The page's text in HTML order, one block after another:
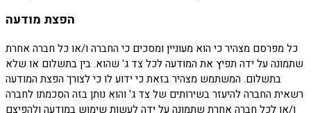
הפצת מודעה
כל מפרסם מצהיר כי הוא מעוניין ומסכים כי החברה ו/או כל חברה אחרת
שתמונה על ידה תפיץ את המודעה לכל צד ג' שהוא. בין בתשלום או שלא
בתשלום. המשתמש מצהיר בזאת כי ידוע לו כי לצורך הפצת המודעה
רשאית החברה להיעזר בשירותים של צד ג' והוא נותן בזה הסכמתו לחברה
ו/או לכל חברה אחרת שתמונה על ידה לעשות שימוש במודעה ולהפיצם